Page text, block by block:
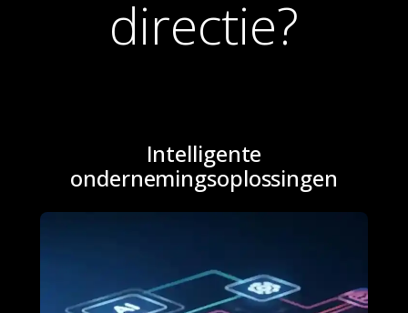
directie?
Intelligente
ondernemingsoplossingen